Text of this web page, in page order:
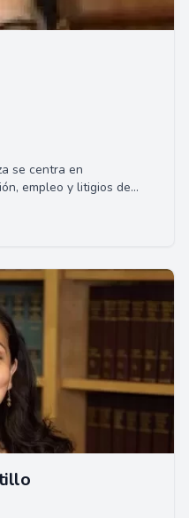
se centra en
empleo y litigios de